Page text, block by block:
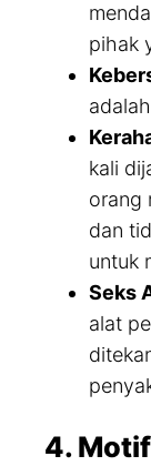
pihak
kali
orang
dan
untuk
Seks
alat
4.